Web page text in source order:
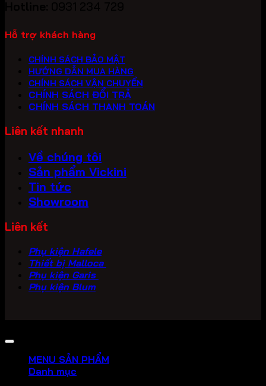
Hỗ trợ khách hàng
CHÍNH SÁCH BẢO MẬT
HƯỚNG DẪN MUA HÀNG
CHÍNH SÁCH VẬN CHUYỂN
CHÍNH SÁCH ĐỔI TRẢ
CHÍNH SÁCH THANH TOÁN
Liên kết nhanh
Về chúng tôi
Sản phẩm Vickini
Tin tức
Showroom
Liên kết
Phụ kiện Hafele
Thiết bị Malloca
Phụ kiện Garis
Phụ kiện Blum
MENU SẢN PHẨM
Danh mục